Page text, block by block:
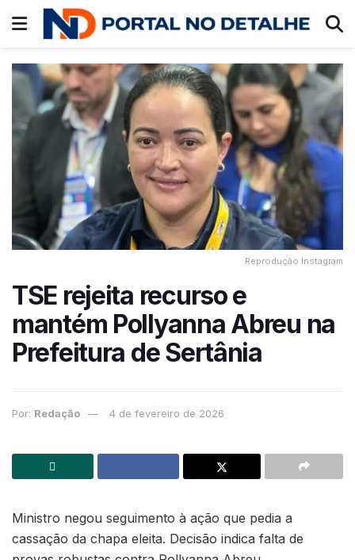
Reprodução Instagram
TSE rejeita recurso e
mantém Pollyanna Abreu na
Prefeitura de Sertânia
Por: Redação 4 de fevereiro de 2026
Ministro negou seguimento à ação que pedia a
cassação da chapa eleita. Decisão indica falta de